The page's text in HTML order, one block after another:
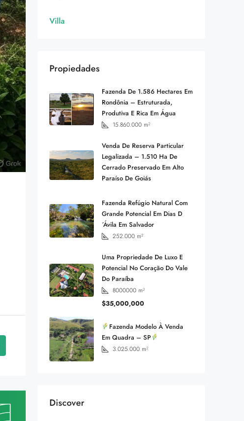
Villa
Propiedades
Fazenda De 1.586 Hectares Em
Rondônia – Estruturada,
Produtiva E Rica Em Água
15.860.000 m²
Venda De Reserva Particular
Legalizada – 1.510 Ha De
Cerrado Preservado Em Alto
Paraíso De Goiás
Fazenda Refúgio Natural Com
Grande Potencial Em Dias D
´Ávila Em Salvador
252.000 m²
Uma Propriedade De Luxo E
Potencial No Coração Do Vale
Do Paraíba
8000000 m²
$35,000,000
Fazenda Modelo À Venda
Em Quadra – SP
3.025.000 m²
Discover